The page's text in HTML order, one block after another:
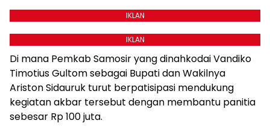
IKLAN
IKLAN
Di mana Pemkab Samosir yang dinahkodai Vandiko
Timotius Gultom sebagai Bupati dan Wakilnya
Ariston Sidauruk turut berpatisipasi mendukung
kegiatan akbar tersebut dengan membantu panitia
sebesar Rp 100 juta.